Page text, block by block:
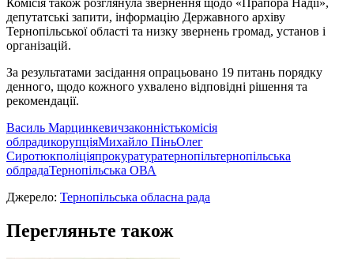
Комісія також розглянула звернення щодо «Прапора Надії»,
депутатські запити, інформацію Державного архіву
Тернопільської області та низку звернень громад, установ і
організацій.
За результатами засідання опрацьовано 19 питань порядку
денного, щодо кожного ухвалено відповідні рішення та
рекомендації.
Василь Марцинкевичзаконністькомісія
облрадикорупціяМихайло ПіньОлег
Сиротюкполіціяпрокуратуратернопільтернопільська
облрадаТернопільська ОВА
Джерело: Тернопільська обласна рада
Перегляньте також